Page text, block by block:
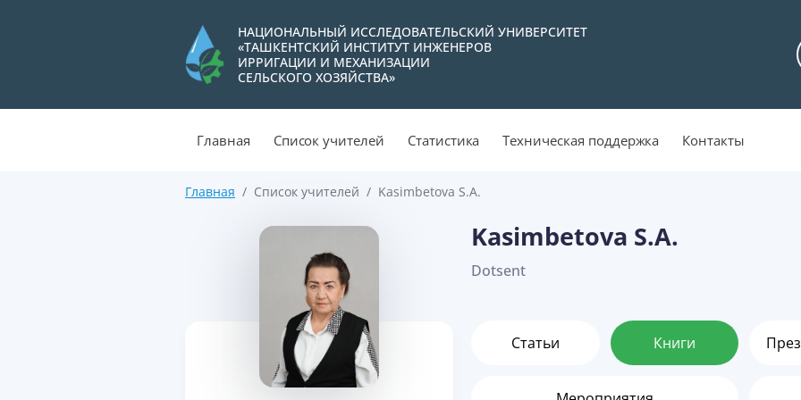
НАЦИОНАЛЬНЫЙ ИССЛЕДОВАТЕЛЬСКИЙ УНИВЕРСИТЕТ
«ТАШКЕНТСКИЙ ИНСТИТУТ ИНЖЕНЕРОВ
ИРРИГАЦИИ И МЕХАНИЗАЦИИ
СЕЛЬСКОГО ХОЗЯЙСТВА»
Главная Список учителей Статистика Техническая поддержка Контакты
Главная Список учителей Kasimbetova S.A.
Kasimbetova S.A.
Dotsent
Статьи Книги